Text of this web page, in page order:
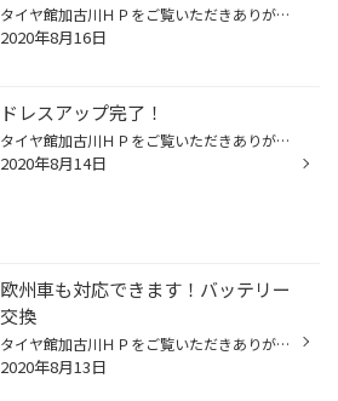
タイヤ館加古川ＨＰをご覧いただきありがとうございます！ お盆休み前にホイールメーカー「ＲＡＹＳ」の担当者がデモカーで来られました。 ２０２０年ＮＥＷモデルとのことで写真を撮らせていただきましたので、紹介したいと思います！！ 元々「ＨＯＭＵＲＡ」ブランドはコンフォート・ドレスアップ...
2020年8月16日
ドレスアップ完了！
タイヤ館加古川ＨＰをご覧いただきありがとうございます！ お手軽にドレスアップをするなら①ホイールを交換する②車高調・ダウンサスを装着する。 このパターンが定番だと思いますが、今回は②をやってみました！！ お車はセレナ！ミニバンでは人気車で、走行中に一台はすれ違いしてると思います。（...
2020年8月14日
欧州車も対応できます！バッテリー
交換
タイヤ館加古川ＨＰをご覧いただきありがとうございます！ お盆休みもあと少しになってきましたね。 今年はいろいろあってお出掛けを自粛された方もいるのではないですか？ タイヤ館加古川は１４日までお休みを頂いていますが、今日はお休み中の注意喚起です。 こう暑い日が続くと動いていても・動...
2020年8月13日